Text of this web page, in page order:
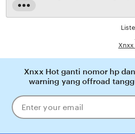
Read
the
sementara update hasil dan informasi permainan selalu tersedia secara real-time. Dengan
Xnxx Hot ganti nomor hp
warning yang offroad
Enter
your